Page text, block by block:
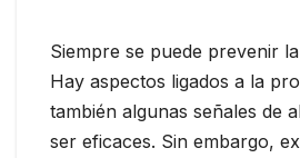
Siempre se puede prevenir
Hay aspectos ligados a la
también algunas señales de
ser eficaces. Sin embargo,